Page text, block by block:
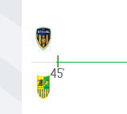
|
45'